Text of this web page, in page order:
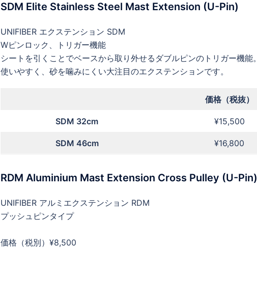
SDM Elite Stainless Steel Mast Extension (U-Pin)
UNIFIBER エクステンション SDM
Wピンロック、トリガー機能
シートを引くことでベースから取り外せるダブルピンのトリガー機能。
使いやすく、砂を噛みにくい大注目のエクステンションです。
価格（税抜）
SDM 32cm ¥15,500
SDM 46cm ¥16,800
RDM Aluminium Mast Extension Cross Pulley (U-Pin)
UNIFIBER アルミエクステンション RDM
プッシュピンタイプ
価格（税別）¥8,500